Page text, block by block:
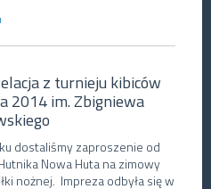
z turnieju kibiców
2014 im. Zbigniewa
dostaliśmy zaproszenie od
Nowa Huta na zimowy
nożnej. Impreza odbyła się w